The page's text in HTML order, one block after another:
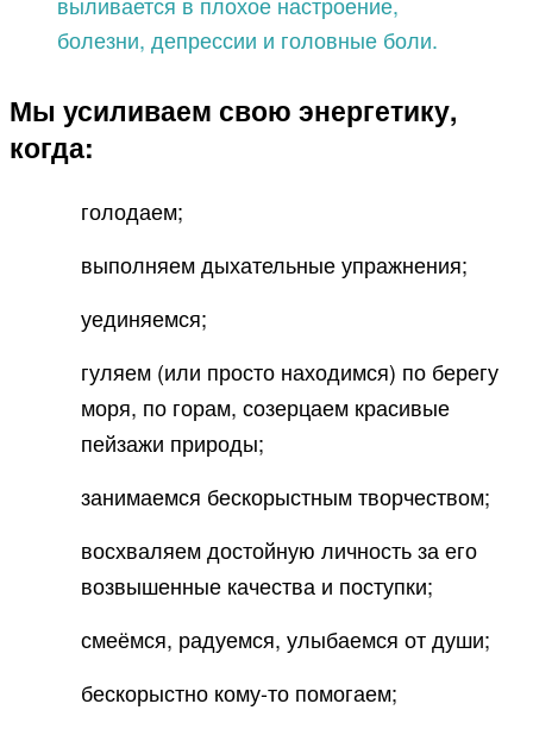
болезни, депрессии и головные боли.
Мы усиливаем свою энергетику,
когда:
голодаем;
выполняем дыхательные упражнения;
уединяемся;
гуляем (или просто находимся) по берегу
моря, по горам, созерцаем красивые
пейзажи природы;
занимаемся бескорыстным творчеством;
восхваляем достойную личность за его
возвышенные качества и поступки;
смеёмся, радуемся, улыбаемся от души;
бескорыстно кому-то помогаем;